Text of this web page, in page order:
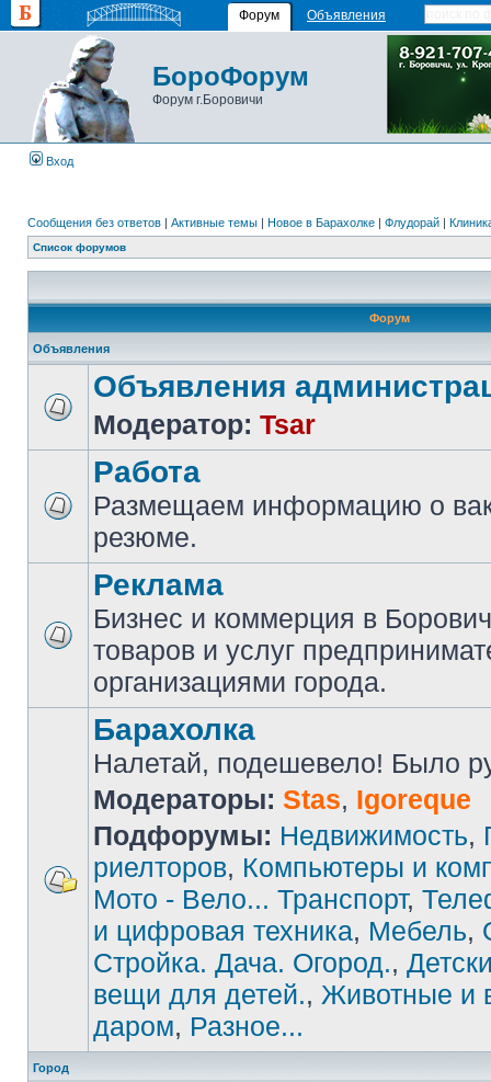
Форум Объявления
БороФорум
Форум г.Боровичи
Вход
Сообщения без ответов | Активные темы | Новое в Барахолке | Флудорай |
Список форумов
Форум
Объявления
Объявления
Модератор: Tsar
Работа
Размещаем информацию о
резюме.
Реклама
Бизнес и коммерция в
товаров и услуг
организациями города.
Барахолка
Налетай, подешевело! Было
Модераторы: Stas, Igoreque
Подфорумы: Недвижимость,
риелторов, Компьютеры и
Мото - Вело... Транспорт,
и цифровая техника, Мебель,
Стройка. Дача. Огород.,
вещи для детей., Животные и
даром, Разное...
Город